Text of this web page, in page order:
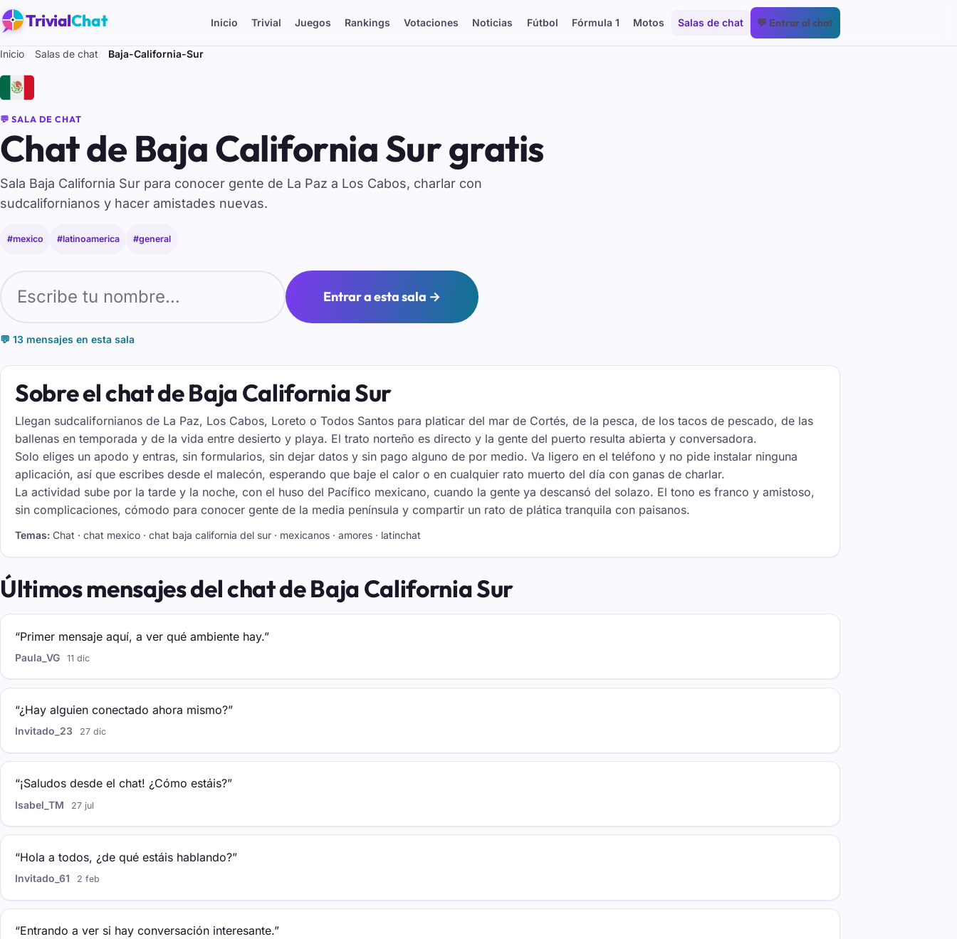
TrivialChat Inicio Trivial Juegos Rankings Votaciones Noticias Fútbol Fórmula 1 Motos Salas de chat 💬 Entrar al chat
Inicio Salas de chat Baja-California-Sur
🇲🇽
💬 SALA DE CHAT
Chat de Baja California Sur gratis
Sala Baja California Sur para conocer gente de La Paz a Los Cabos, charlar con
sudcalifornianos y hacer amistades nuevas.
#mexico #latinoamerica #general
Entrar a esta sala →
💬 13 mensajes en esta sala
Sobre el chat de Baja California Sur
Llegan sudcalifornianos de La Paz, Los Cabos, Loreto o Todos Santos para platicar del mar de Cortés, de la pesca, de los tacos de pescado, de las
ballenas en temporada y de la vida entre desierto y playa. El trato norteño es directo y la gente del puerto resulta abierta y conversadora.
Solo eliges un apodo y entras, sin formularios, sin dejar datos y sin pago alguno de por medio. Va ligero en el teléfono y no pide instalar ninguna
aplicación, así que escribes desde el malecón, esperando que baje el calor o en cualquier rato muerto del día con ganas de charlar.
La actividad sube por la tarde y la noche, con el huso del Pacífico mexicano, cuando la gente ya descansó del solazo. El tono es franco y amistoso,
sin complicaciones, cómodo para conocer gente de la media península y compartir un rato de plática tranquila con paisanos.
Temas: Chat · chat mexico · chat baja california del sur · mexicanos · amores · latinchat
Últimos mensajes del chat de Baja California Sur
“Primer mensaje aquí, a ver qué ambiente hay.”
Paula_VG 11 dic
“¿Hay alguien conectado ahora mismo?”
Invitado_23 27 dic
“¡Saludos desde el chat! ¿Cómo estáis?”
Isabel_TM 27 jul
“Hola a todos, ¿de qué estáis hablando?”
Invitado_61 2 feb
“Entrando a ver si hay conversación interesante.”